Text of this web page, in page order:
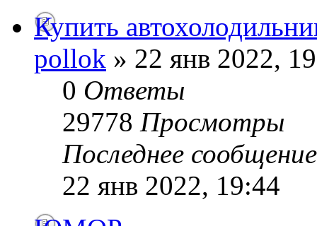
Купить
pollok » 22 янв 2022,
0 Ответы
29778 Просмотры
Последнее
22 янв 2022, 19:44